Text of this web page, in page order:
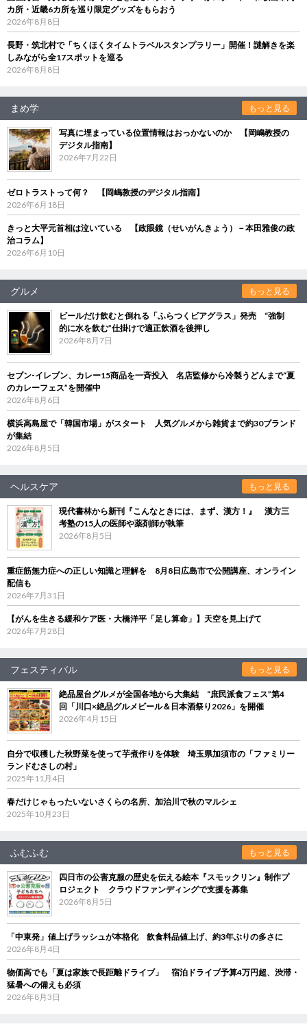
カ所・近畿6カ所を巡り限定グッズをもらおう
2026年8月8日
長野・筑北村で「ちくほくタイムトラベルスタンプラリー」開催！謎解きを楽
しみながら全17スポットを巡る
2026年8月8日
まめ学 もっと見る
写真に埋まっている位置情報はおっかないのか 【岡嶋教授の
デジタル指南】
2026年7月22日
ゼロトラストって何？ 【岡嶋教授のデジタル指南】
2026年6月18日
きっと大平元首相は泣いている 【政眼鏡（せいがんきょう）－本田雅俊の政
治コラム】
2026年6月10日
グルメ もっと見る
ビールだけ飲むと倒れる「ふらつくビアグラス」発売 “強制
的に水を飲む”仕掛けで適正飲酒を後押し
2026年8月7日
セブン‐イレブン、カレー15商品を一斉投入 名店監修から冷製うどんまで“夏
のカレーフェス”を開催中
2026年8月6日
横浜高島屋で「韓国市場」がスタート 人気グルメから雑貨まで約30ブランド
が集結
2026年8月5日
ヘルスケア もっと見る
現代書林から新刊『こんなときには、まず、漢方！』 漢方三
考塾の15人の医師や薬剤師が執筆
2026年8月5日
重症筋無力症への正しい知識と理解を 8月8日広島市で公開講座、オンライン
配信も
2026年7月31日
【がんを生きる緩和ケア医・大橋洋平「足し算命」】天空を見上げて
2026年7月28日
フェスティバル もっと見る
絶品屋台グルメが全国各地から大集結 “庶民派食フェス”第4
回「川口×絶品グルメビール＆日本酒祭り2026」を開催
2026年4月15日
自分で収穫した秋野菜を使って芋煮作りを体験 埼玉県加須市の「ファミリー
ランドむさしの村」
2025年11月4日
春だけじゃもったいないさくらの名所、加治川で秋のマルシェ
2025年10月23日
ふむふむ もっと見る
四日市の公害克服の歴史を伝える絵本『スモックリン』制作プ
ロジェクト クラウドファンディングで支援を募集
2026年8月5日
「中東発」値上げラッシュが本格化 飲食料品値上げ、約3年ぶりの多さに
2026年8月4日
物価高でも「夏は家族で長距離ドライブ」 宿泊ドライブ予算4万円超、渋滞・
猛暑への備えも必須
2026年8月3日